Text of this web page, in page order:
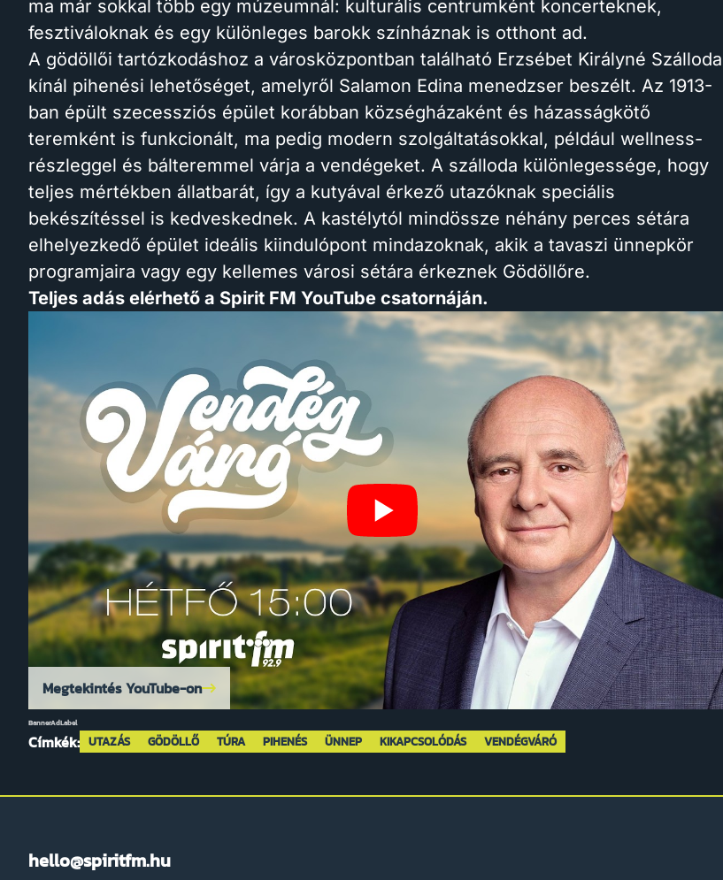
ma már sokkal több egy múzeumnál: kulturális centrumként koncerteknek,
fesztiváloknak és egy különleges barokk színháznak is otthont ad.
A gödöllői tartózkodáshoz a városközpontban található Erzsébet Királyné Szálloda
kínál pihenési lehetőséget, amelyről Salamon Edina menedzser beszélt. Az 1913-
ban épült szecessziós épület korábban községházaként és házasságkötő
teremként is funkcionált, ma pedig modern szolgáltatásokkal, például wellness-
részleggel és bálteremmel várja a vendégeket. A szálloda különlegessége, hogy
teljes mértékben állatbarát, így a kutyával érkező utazóknak speciális
bekészítéssel is kedveskednek. A kastélytól mindössze néhány perces sétára
elhelyezkedő épület ideális kiindulópont mindazoknak, akik a tavaszi ünnepkör
programjaira vagy egy kellemes városi sétára érkeznek Gödöllőre.
Teljes adás elérhető a Spirit FM YouTube csatornáján.
Megtekintés YouTube-on
BannerAdLabel
Címkék: UTAZÁS GÖDÖLLŐ TÚRA PIHENÉS ÜNNEP KIKAPCSOLÓDÁS VENDÉGVÁRÓ
hello@spiritfm.hu